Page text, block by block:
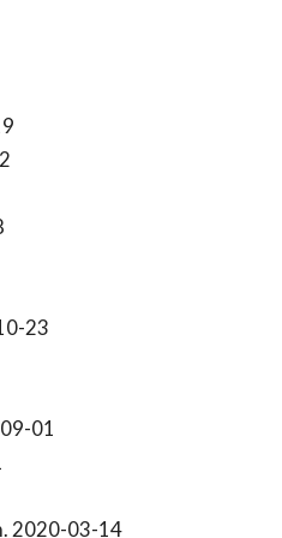
23
01
2020-03-14